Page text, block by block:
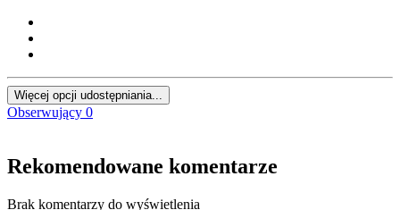
Więcej opcji udostępniania...
Obserwujący 0
Rekomendowane komentarze
Brak komentarzy do wyświetlenia